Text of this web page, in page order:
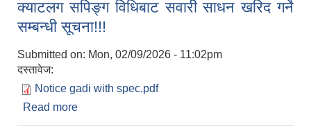
क्याटलग सपिङ्ग विधिबाट सवारी साधन खरिद गर्ने
सम्बन्धी सूचना!!!
Submitted on: Mon, 02/09/2026 - 11:02pm
दस्तावेज:
Notice gadi with spec.pdf
Read more